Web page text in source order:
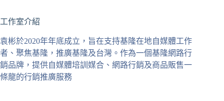
到
合
條
件
的
工作室介紹
袁彬於2020年年底成立，旨在支持基隆在地自媒體工作
者、聚焦基隆，推廣基隆及台灣。作為一個基隆網路行
銷品牌，提供自媒體培訓媒合、網路行銷及商品販售一
條龍的行銷推廣服務